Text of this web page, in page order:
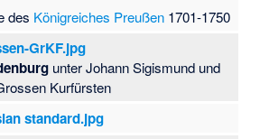
des Königreiches Preußen 1701-1750
GrKF.jpg
unter Johann Sigismund und
Kurfürsten
standard.jpg